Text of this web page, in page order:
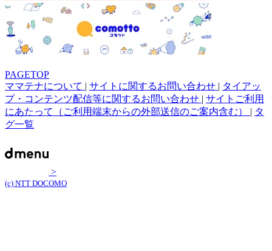
PAGETOP
ママテナについて | サイトに関するお問い合わせ | タイアッ
プ・コンテンツ配信等に関するお問い合わせ | サイトご利用
にあたって（ご利用端末からの外部送信のご案内含む） | タ
グ一覧
>
(c) NTT DOCOMO